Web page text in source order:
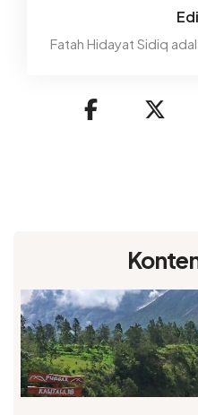
Fatah Hidayat Sidiq